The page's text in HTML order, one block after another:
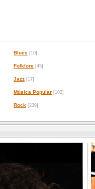
Blues [10]
Folklore [45]
Jazz [17]
Música Popular [102]
Rock [239]